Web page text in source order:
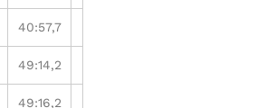
40:57,7
49:14,2
49:16,2